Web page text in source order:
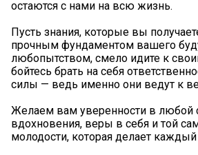
остаются с нами на всю жизнь.
Пусть знания, которые вы
прочным фундаментом вашего
любопытством, смело идите к
бойтесь брать на себя
силы — ведь именно они ведут к
Желаем вам уверенности в любой
вдохновения, веры в себя и той
молодости, которая делает